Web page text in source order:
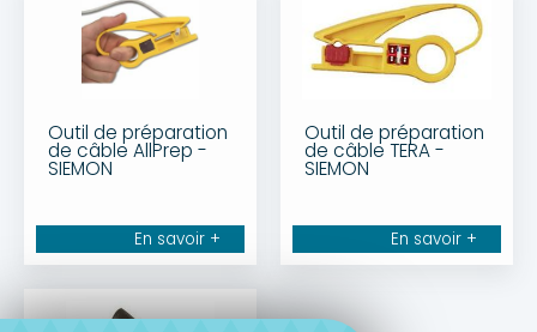
Outil de préparation
de câble AllPrep -
SIEMON
En savoir +
Outil de préparation
de câble TERA -
SIEMON
En savoir +